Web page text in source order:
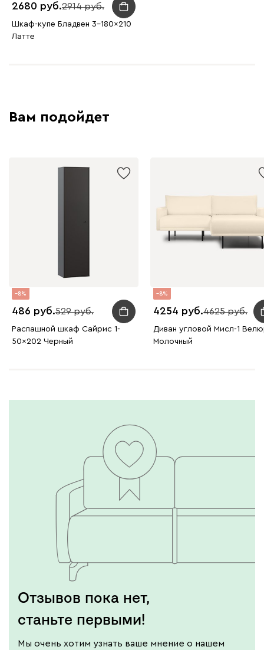
2680 2914
Шкаф-купе Бладвен 3-180x210
Латте
Вам подойдет
8
486 529
Распашной шкаф Сайрис 1-
50x202 Черный
8
4254 4625
Диван угловой Мисл-1
Молочный
Отзывов пока нет,
станьте первыми!
Мы очень хотим узнать ваше мнение о нашем